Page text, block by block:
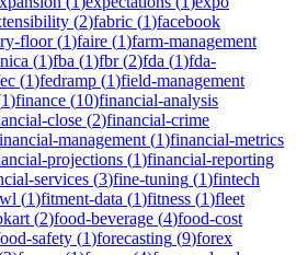
(2)fabric (1)facebook
floor(1)faire (1)farm-management
(1)fba (1)fbr(2)fda (1)fda-
(1)fedramp (1)field-management
1)finance (10)financial-analysis
close (2)financial-crime
management (1)financial-metrics
projections (1)financial-reporting
services (3)fine-tuning (1)fintech
(1)fitment-data (1)fitness (1)fleet
(2)food-beverage (4)food-cost
safety (1)forecasting (9)forex